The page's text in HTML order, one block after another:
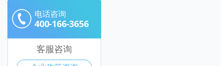
电话咨询
400-166-3656
客服咨询